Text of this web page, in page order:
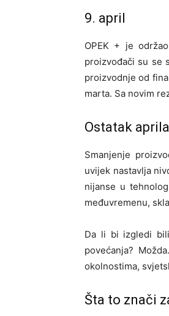
9. april
OPEK + je
proizvođači su se
proizvodnje od
marta. Sa novim
Ostatak aprila
Smanjenje
uvijek nastavlja
nijanse u
međuvremenu,
Da li bi izgledi
povećanja?
okolnostima,
Šta to znači